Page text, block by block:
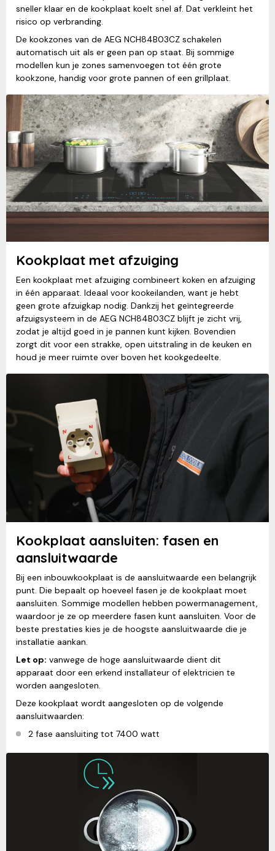
sneller klaar en de kookplaat koelt snel af. Dat verkleint het
risico op verbranding.
De kookzones van de AEG NCH84B03CZ schakelen
automatisch uit als er geen pan op staat. Bij sommige
modellen kun je zones samenvoegen tot één grote
kookzone, handig voor grote pannen of een grillplaat.
Kookplaat met afzuiging
Een kookplaat met afzuiging combineert koken en afzuiging
in één apparaat. Ideaal voor kookeilanden, want je hebt
geen grote afzuigkap nodig. Dankzij het geïntegreerde
afzuigsysteem in de AEG NCH84B03CZ blijft je zicht vrij,
zodat je altijd goed in je pannen kunt kijken. Bovendien
zorgt dit voor een strakke, open uitstraling in de keuken en
houd je meer ruimte over boven het kookgedeelte.
Kookplaat aansluiten: fasen en
aansluitwaarde
Bij een inbouwkookplaat is de aansluitwaarde een belangrijk
punt. Die bepaalt op hoeveel fasen je de kookplaat moet
aansluiten. Sommige modellen hebben powermanagement,
waardoor je ze op meerdere fasen kunt aansluiten. Voor de
beste prestaties kies je de hoogste aansluitwaarde die je
installatie aankan.
Let op: vanwege de hoge aansluitwaarde dient dit
apparaat door een erkend installateur of elektricien te
worden aangesloten.
Deze kookplaat wordt aangesloten op de volgende
aansluitwaarden:
2 fase aansluiting tot 7400 watt